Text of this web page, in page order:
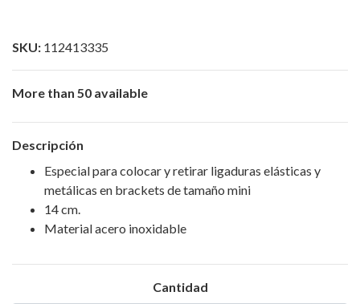
SKU: 112413335
More than 50 available
Descripción
Especial para colocar y retirar ligaduras elásticas y
metálicas en brackets de tamaño mini
14 cm.
Material acero inoxidable
Cantidad